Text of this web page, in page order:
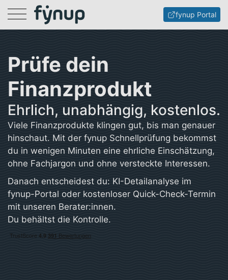
Menu fynup Portal
Prüfe dein
Finanzprodukt
Ehrlich, unabhängig, kostenlos.
Viele Finanzprodukte klingen gut, bis man genauer
hinschaut. Mit der fynup Schnellprüfung bekommst
du in wenigen Minuten eine ehrliche Einschätzung,
ohne Fachjargon und ohne versteckte Interessen.
Danach entscheidest du: KI-Detailanalyse im
fynup-Portal oder kostenloser Quick-Check-Termin
mit unseren Berater:innen.
Du behältst die Kontrolle.